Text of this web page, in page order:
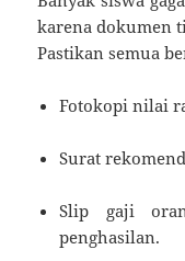
karena dokumen
Pastikan semua
Fotokopi nilai
Surat
Slip gaji
penghasilan.